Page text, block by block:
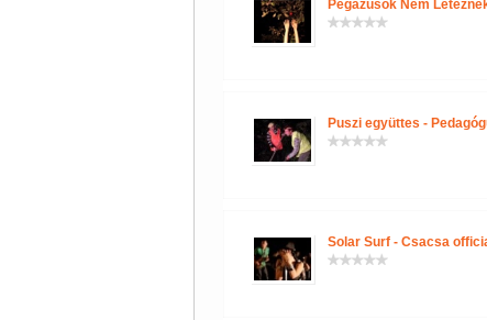
Pegazusok Nem
Puszi együttes -
Solar Surf - Csacsa